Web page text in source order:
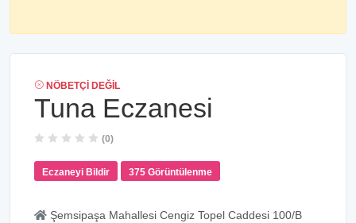
NÖBETÇI DEĞIL
Tuna Eczanesi
(0)
Eczaneyi Bildir 375 Görüntülenme
Şemsipaşa Mahallesi Cengiz Topel Caddesi 100/B